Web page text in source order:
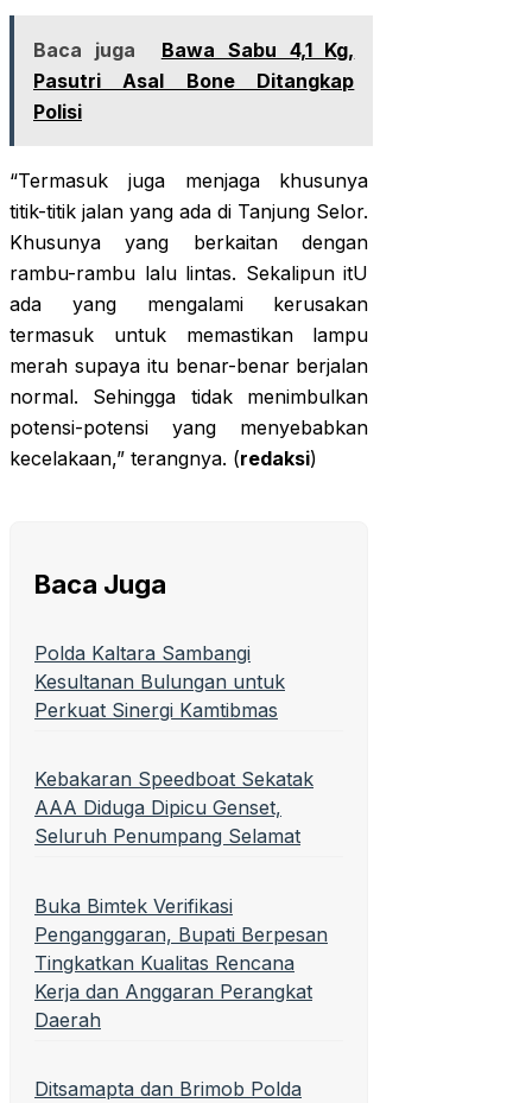
Baca juga
Bawa Sabu 4,1 Kg,
Pasutri Asal Bone Ditangkap
Polisi
“Termasuk juga menjaga khusunya
titik-titik jalan yang ada di Tanjung Selor.
Khusunya yang berkaitan dengan
rambu-rambu lalu lintas. Sekalipun itU
ada yang mengalami kerusakan
termasuk untuk memastikan lampu
merah supaya itu benar-benar berjalan
normal. Sehingga tidak menimbulkan
potensi-potensi yang menyebabkan
kecelakaan,” terangnya. (redaksi)
Baca Juga
Polda Kaltara Sambangi
Kesultanan Bulungan untuk
Perkuat Sinergi Kamtibmas
Kebakaran Speedboat Sekatak
AAA Diduga Dipicu Genset,
Seluruh Penumpang Selamat
Buka Bimtek Verifikasi
Penganggaran, Bupati Berpesan
Tingkatkan Kualitas Rencana
Kerja dan Anggaran Perangkat
Daerah
Ditsamapta dan Brimob Polda